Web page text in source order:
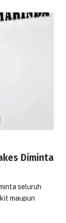
Diminta
seluruh
maupun